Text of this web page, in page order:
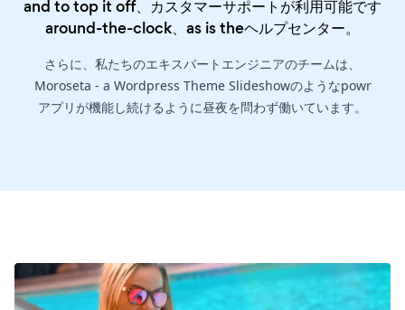
and to top it off、カスタマーサポートが利用可能です
around-the-clock、as is theヘルプセンター。
さらに、私たちのエキスパートエンジニアのチームは、
Moroseta - a Wordpress Theme Slideshowのようなpowr
アプリが機能し続けるように昼夜を問わず働いています。